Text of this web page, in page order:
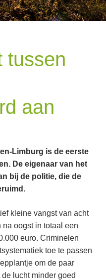
tussen
aan
Limburg is de eerste
De eigenaar van het
bij de politie, die de
kleine vangst van acht
oogst in totaal een
euro. Criminelen
toe te passen
om de paar
lucht minder goed